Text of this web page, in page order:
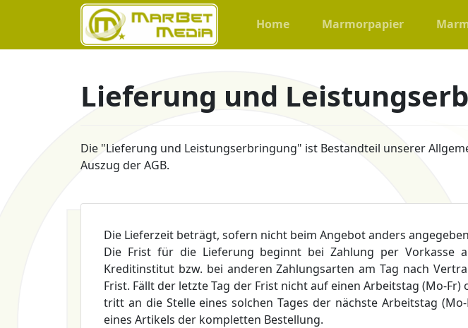
Home Marmorpapier
Lieferung und
Die "Lieferung und Leistungserbringung" ist Bestandteil unserer
Auszug der AGB.
Die Lieferzeit beträgt, sofern nicht beim Angebot anders
Die Frist für die Lieferung beginnt bei Zahlung per Vorkasse
Kreditinstitut bzw. bei anderen Zahlungsarten am Tag nach
Frist. Fällt der letzte Tag der Frist nicht auf einen Arbeitstag (Mo-
tritt an die Stelle eines solchen Tages der nächste Arbeitstag
eines Artikels der kompletten Bestellung.